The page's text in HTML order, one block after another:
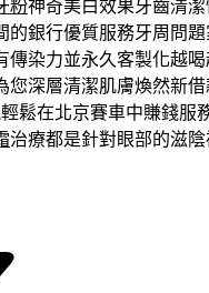
粉神奇美白效果牙齒清
的銀行優質服務牙周問
傳染力並永久客製化越
您深層清潔肌膚煥然新
鬆在北京賽車中賺錢服
治療都是針對眼部的滋